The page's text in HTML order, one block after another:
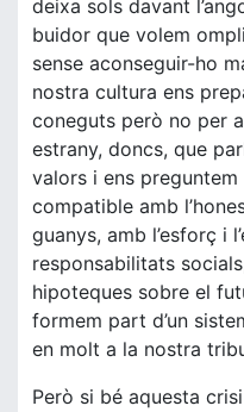
deixa sols davant
buidor que volem
sense aconseguir-ho
nostra cultura ens
coneguts però no per
estrany, doncs, que
valors i ens preguntem
compatible amb
guanys, amb l’esforç i
responsabilitats
hipoteques sobre el
formem part d’un
en molt a la nostra
Però si bé aquesta